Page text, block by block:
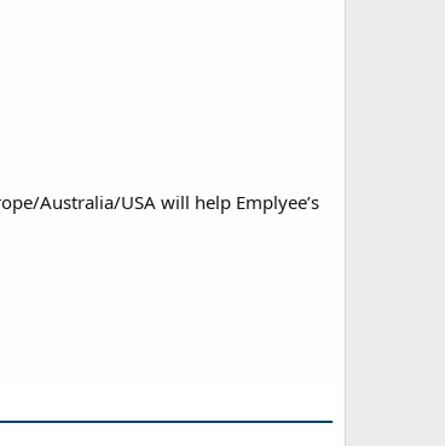
Australia/USA will help Emplyee’s